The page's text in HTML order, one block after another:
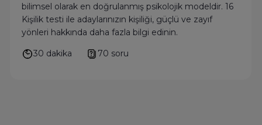
bilimsel olarak en doğrulanmış psikolojik modeldir. 16
Kişilik testi ile adaylarınızın kişiliği, güçlü ve zayıf
yönleri hakkında daha fazla bilgi edinin.
30 dakika
70 soru